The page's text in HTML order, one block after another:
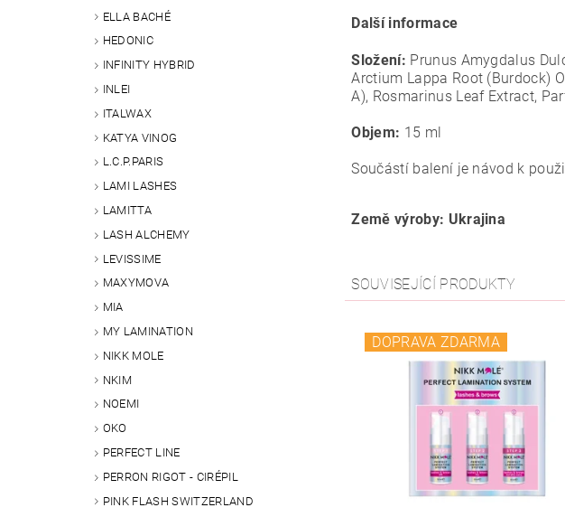
ELLA BACHÉ
HEDONIC
INFINITY HYBRID
INLEI
ITALWAX
KATYA VINOG
L.C.P.PARIS
LAMI LASHES
LAMITTA
LASH ALCHEMY
LEVISSIME
MAXYMOVA
MIA
MY LAMINATION
NIKK MOLE
NKIM
NOEMI
OKO
PERFECT LINE
PERRON RIGOT - CIRÉPIL
PINK FLASH SWITZERLAND
Další informace
Složení: Prunus Amygdalus
Arctium Lappa Root (Burdock)
A), Rosmarinus Leaf Extract,
Objem: 15 ml
Součástí balení je návod k
Země výroby: Ukrajina
SOUVISEJÍCÍ PRODUKTY
DOPRAVA ZDARMA